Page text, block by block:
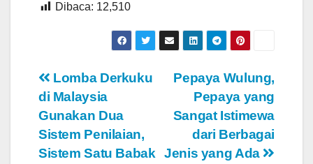
Dibaca: 12,510
Navigasi
pos
Pepaya Wulung,
Pepaya yang
Sangat Istimewa
dari Berbagai
Jenis yang Ada
Lomba Derkuku
di Malaysia
Gunakan Dua
Sistem Penilaian,
Sistem Satu Babak